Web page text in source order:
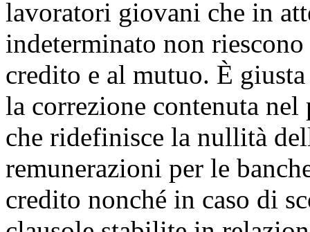
lavoratori giovani che in
indeterminato non
credito e al mutuo. È
la correzione contenuta
che ridefinisce la nullità
remunerazioni per le
credito nonché in caso di